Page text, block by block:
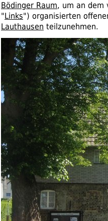
Bödinger Raum, um an dem
"Links") organisierten
Lauthausen teilzunehmen.